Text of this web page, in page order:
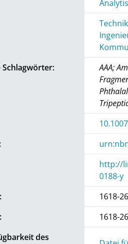
Schlagwörter:
AAA;
http://
0188-y
1618-
1618-
des